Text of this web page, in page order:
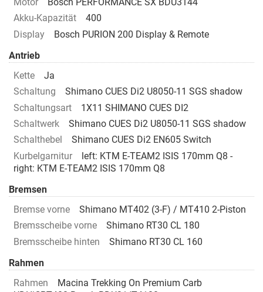
Akku-Kapazität
400
Display
Bosch PURION 200 Display & Remote
Antrieb
Kette
Ja
Schaltung
Shimano CUES Di2 U8050-11 SGS shadow
Schaltungsart
1X11 SHIMANO CUES DI2
Schaltwerk
Shimano CUES Di2 U8050-11 SGS shadow
Schalthebel
Shimano CUES Di2 EN605 Switch
Kurbelgarnitur
left: KTM E-TEAM2 ISIS 170mm Q8 -
right: KTM E-TEAM2 ISIS 170mm Q8
Bremsen
Bremse vorne
Shimano MT402 (3-F) / MT410 2-Piston
Bremsscheibe vorne
Shimano RT30 CL 180
Bremsscheibe hinten
Shimano RT30 CL 160
Rahmen
Rahmen
Macina Trekking On Premium Carb